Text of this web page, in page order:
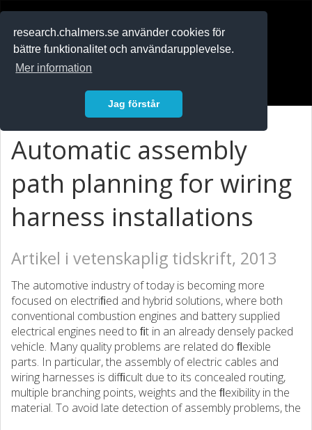
research.chalmers.se använder cookies för
bättre funktionalitet och användarupplevelse.
Mer information
Jag förstår
Automatic assembly
path planning for wiring
harness installations
Artikel i vetenskaplig tidskrift, 2013
The automotive industry of today is becoming more
focused on electriﬁed and hybrid solutions, where both
conventional combustion engines and battery supplied
electrical engines need to ﬁt in an already densely packed
vehicle. Many quality problems are related do ﬂexible
parts. In particular, the assembly of electric cables and
wiring harnesses is difﬁcult due to its concealed routing,
multiple branching points, weights and the ﬂexibility in the
material. To avoid late detection of assembly problems, the